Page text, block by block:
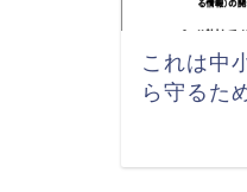
これは中
ら守るた